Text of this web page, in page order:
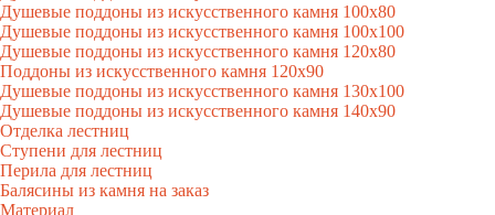
Душевые поддоны из искусственного камня 100х80
Душевые поддоны из искусственного камня 100х100
Душевые поддоны из искусственного камня 120х80
Поддоны из искусственного камня 120х90
Душевые поддоны из искусственного камня 130х100
Душевые поддоны из искусственного камня 140х90
Отделка лестниц
Ступени для лестниц
Перила для лестниц
Балясины из камня на заказ
Материал